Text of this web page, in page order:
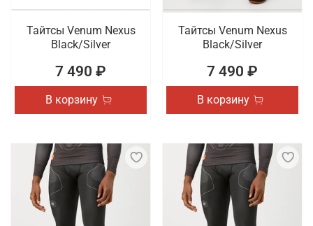
Тайтсы Venum Nexus
Black/Silver
7 490 ₽
В корзину
Тайтсы Venum Nexus
Black/Silver
7 490 ₽
В корзину